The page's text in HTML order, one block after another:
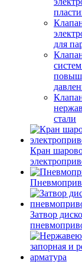
для
стали
Кран
Затвор